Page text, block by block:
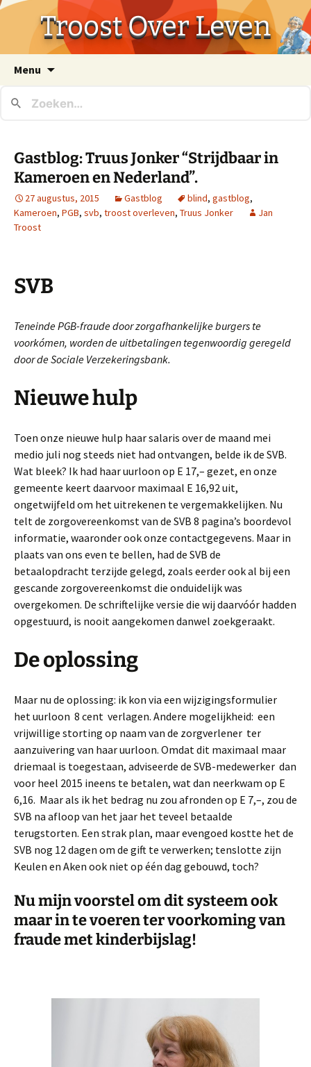
Troost Over Leven
Menu
inhoud
Gastblog: Truus Jonker “Strijdbaar in
Kameroen en Nederland”.
27 augustus, 2015 Gastblog blind, gastblog,
Kameroen, PGB, svb, troost overleven, Truus Jonker
Jan
Troost
SVB
Teneinde PGB-fraude door zorgafhankelijke burgers te
voorkómen, worden de uitbetalingen tegenwoordig geregeld
door de Sociale Verzekeringsbank.
Nieuwe hulp
Toen onze nieuwe hulp haar salaris over de maand mei
medio juli nog steeds niet had ontvangen, belde ik de SVB.
Wat bleek? Ik had haar uurloon op E 17,– gezet, en onze
gemeente keert daarvoor maximaal E 16,92 uit,
ongetwijfeld om het uitrekenen te vergemakkelijken. Nu
telt de zorgovereenkomst van de SVB 8 pagina’s boordevol
informatie, waaronder ook onze contactgegevens. Maar in
plaats van ons even te bellen, had de SVB de
betaalopdracht terzijde gelegd, zoals eerder ook al bij een
gescande zorgovereenkomst die onduidelijk was
overgekomen. De schriftelijke versie die wij daarvóór hadden
opgestuurd, is nooit aangekomen danwel zoekgeraakt.
De oplossing
Maar nu de oplossing: ik kon via een wijzigingsformulier
het uurloon 8 cent verlagen. Andere mogelijkheid: een
vrijwillige storting op naam van de zorgverlener ter
aanzuivering van haar uurloon. Omdat dit maximaal maar
driemaal is toegestaan, adviseerde de SVB-medewerker dan
voor heel 2015 ineens te betalen, wat dan neerkwam op E
6,16. Maar als ik het bedrag nu zou afronden op E 7,–, zou de
SVB na afloop van het jaar het teveel betaalde
terugstorten. Een strak plan, maar evengoed kostte het de
SVB nog 12 dagen om de gift te verwerken; tenslotte zijn
Keulen en Aken ook niet op één dag gebouwd, toch?
Nu mijn voorstel om dit systeem ook
maar in te voeren ter voorkoming van
fraude met kinderbijslag!